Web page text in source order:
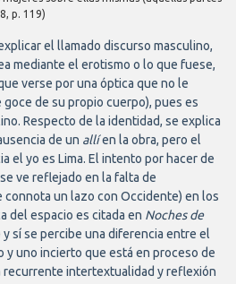
p. 119)
el llamado discurso masculino,
mediante el erotismo o lo que fuese,
verse por una óptica que no le
de su propio cuerpo), pues es
Respecto de la identidad, se explica
de un allíen la obra, pero el
el yo es Lima. El intento por hacer de
ve reflejado en la falta de
un lazo con Occidente) en los
del espacio es citada en Noches de
sí se percibe una diferencia entre el
y uno incierto que está en proceso de
recurrente intertextualidad y reflexión